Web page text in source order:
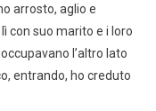
arrosto, aglio e
con suo marito e i loro
l’altro lato
entrando, ho creduto